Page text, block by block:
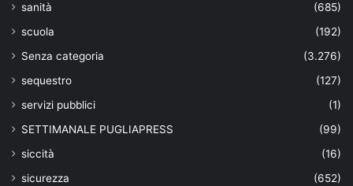
sanità
(685)
scuola
(192)
Senza categoria
(3.276)
sequestro
(127)
servizi pubblici
(1)
SETTIMANALE PUGLIAPRESS
(99)
siccità
(16)
sicurezza
(652)